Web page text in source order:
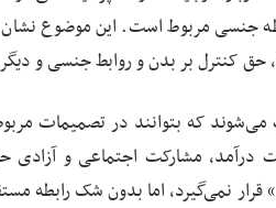
رابطه جنسی مربوط است. این موضوع
کنترل بر بدن و روابط جنسی و
می‌شوند که بتوانند در تصمیمات
درآمد، مشارکت اجتماعی و آزادی
قرار نمی‌گیرد، اما بدون شک